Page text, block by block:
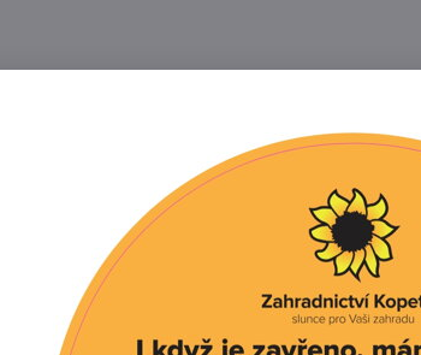
Předchozí produkt